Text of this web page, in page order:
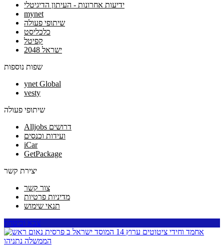
ידיעות אחרונות - העיתון הדיגיטלי
mynet
שיתופי פעולה
כלכליסט
קפיטל
ישראל 2048
שפות נוספות
ynet Global
vesty
שיתופי פעולה
Alljobs דרושים
ועידות וכנסים
iCar
GetPackage
יצירת קשר
צור קשר
מדיניות פרטיות
תנאי שימוש
צבא וביטחון